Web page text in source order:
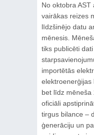
No oktobra AST
vairākas reizes
līdzšinējo datu
mēnesis.
tiks publicēti
importētās
elektroenerģijas
bet līdz mēneša
oficiāli
tirgus bilance –
ģenerāciju un